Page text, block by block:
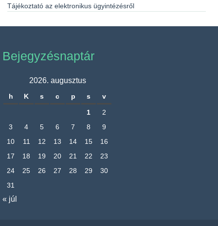
Tájékoztató az elektronikus ügyintézésről
Bejegyzésnaptár
2026. augusztus
h K s c p s v
1
2
3
4 5 6 7 8
9
10
11 12 13 14 15
16
17
18 19 20 21 22
23
24
25 26 27 28 29
30
31
« júl